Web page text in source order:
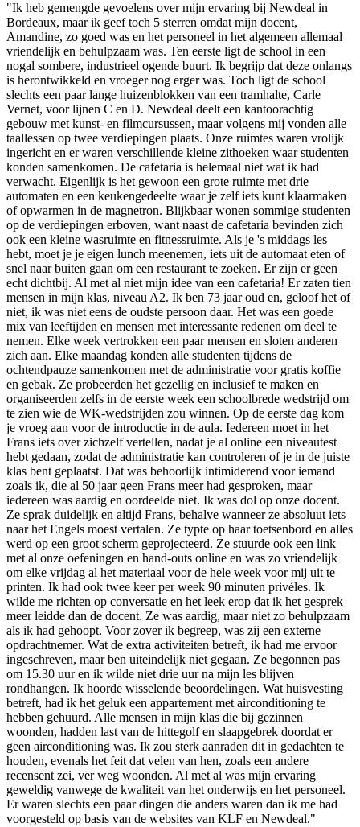
"Ik heb gemengde gevoelens over mijn ervaring bij Newdeal in
Bordeaux, maar ik geef toch 5 sterren omdat mijn docent,
Amandine, zo goed was en het personeel in het algemeen allemaal
vriendelijk en behulpzaam was. Ten eerste ligt de school in een
nogal sombere, industrieel ogende buurt. Ik begrijp dat deze onlangs
is herontwikkeld en vroeger nog erger was. Toch ligt de school
slechts een paar lange huizenblokken van een tramhalte, Carle
Vernet, voor lijnen C en D. Newdeal deelt een kantoorachtig
gebouw met kunst- en filmcursussen, maar volgens mij vonden alle
taallessen op twee verdiepingen plaats. Onze ruimtes waren vrolijk
ingericht en er waren verschillende kleine zithoeken waar studenten
konden samenkomen. De cafetaria is helemaal niet wat ik had
verwacht. Eigenlijk is het gewoon een grote ruimte met drie
automaten en een keukengedeelte waar je zelf iets kunt klaarmaken
of opwarmen in de magnetron. Blijkbaar wonen sommige studenten
op de verdiepingen erboven, want naast de cafetaria bevinden zich
ook een kleine wasruimte en fitnessruimte. Als je 's middags les
hebt, moet je je eigen lunch meenemen, iets uit de automaat eten of
snel naar buiten gaan om een restaurant te zoeken. Er zijn er geen
echt dichtbij. Al met al niet mijn idee van een cafetaria! Er zaten tien
mensen in mijn klas, niveau A2. Ik ben 73 jaar oud en, geloof het of
niet, ik was niet eens de oudste persoon daar. Het was een goede
mix van leeftijden en mensen met interessante redenen om deel te
nemen. Elke week vertrokken een paar mensen en sloten anderen
zich aan. Elke maandag konden alle studenten tijdens de
ochtendpauze samenkomen met de administratie voor gratis koffie
en gebak. Ze probeerden het gezellig en inclusief te maken en
organiseerden zelfs in de eerste week een schoolbrede wedstrijd om
te zien wie de WK-wedstrijden zou winnen. Op de eerste dag kom
je vroeg aan voor de introductie in de aula. Iedereen moet in het
Frans iets over zichzelf vertellen, nadat je al online een niveautest
hebt gedaan, zodat de administratie kan controleren of je in de juiste
klas bent geplaatst. Dat was behoorlijk intimiderend voor iemand
zoals ik, die al 50 jaar geen Frans meer had gesproken, maar
iedereen was aardig en oordeelde niet. Ik was dol op onze docent.
Ze sprak duidelijk en altijd Frans, behalve wanneer ze absoluut iets
naar het Engels moest vertalen. Ze typte op haar toetsenbord en alles
werd op een groot scherm geprojecteerd. Ze stuurde ook een link
met al onze oefeningen en hand-outs online en was zo vriendelijk
om elke vrijdag al het materiaal voor de hele week voor mij uit te
printen. Ik had ook twee keer per week 90 minuten privéles. Ik
wilde me richten op conversatie en het leek erop dat ik het gesprek
meer leidde dan de docent. Ze was aardig, maar niet zo behulpzaam
als ik had gehoopt. Voor zover ik begreep, was zij een externe
opdrachtnemer. Wat de extra activiteiten betreft, ik had me ervoor
ingeschreven, maar ben uiteindelijk niet gegaan. Ze begonnen pas
om 15.30 uur en ik wilde niet drie uur na mijn les blijven
rondhangen. Ik hoorde wisselende beoordelingen. Wat huisvesting
betreft, had ik het geluk een appartement met airconditioning te
hebben gehuurd. Alle mensen in mijn klas die bij gezinnen
woonden, hadden last van de hittegolf en slaapgebrek doordat er
geen airconditioning was. Ik zou sterk aanraden dit in gedachten te
houden, evenals het feit dat velen van hen, zoals een andere
recensent zei, ver weg woonden. Al met al was mijn ervaring
geweldig vanwege de kwaliteit van het onderwijs en het personeel.
Er waren slechts een paar dingen die anders waren dan ik me had
voorgesteld op basis van de websites van KLF en Newdeal."